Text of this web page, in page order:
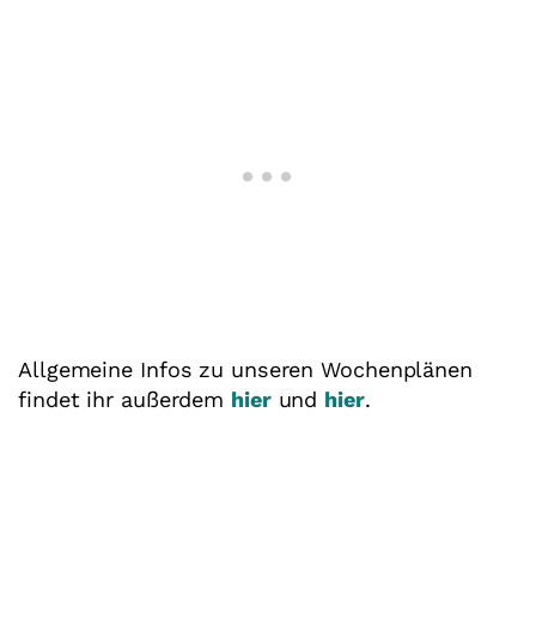
Allgemeine Infos zu unseren Wochenplänen
findet ihr außerdem hierund hier.